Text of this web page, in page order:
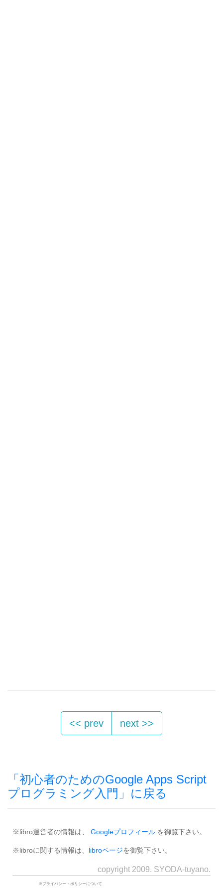
<< prev next >>
「初心者のためのGoogle Apps Script
プログラミング入門」に戻る
※libro運営者の情報は、 Googleプロフィール を御覧下さい。
※libroに関する情報は、 libroページを御覧下さい。
copyright 2009. SYODA-tuyano.
※プライバシー・ポリシーについて